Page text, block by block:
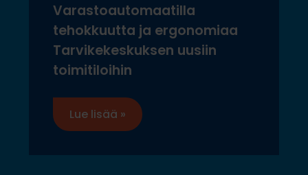
Varastoautomaatilla
tehokkuutta ja ergonomiaa
Tarvikekeskuksen uusiin
toimitiloihin
Lue lisää »